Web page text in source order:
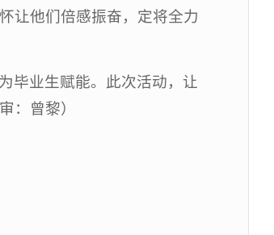
让他们倍感振奋，定将全力
毕业生赋能。此次活动，让
：曾黎）